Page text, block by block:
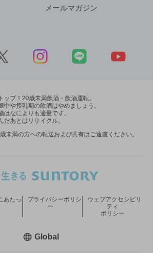
メールマガジン
ップ！20歳未満飲酒・飲酒運転。
中や授乳期の飲酒はやめましょう。
はなによりも適量です。
だあとはリサイクル。
未満の方への転送および共有はご遠慮ください。
あたっ
プライバシーポリシ
ー
ウェブアクセシビリ
ティ
ポリシー
Global新しいウィンドウで開く